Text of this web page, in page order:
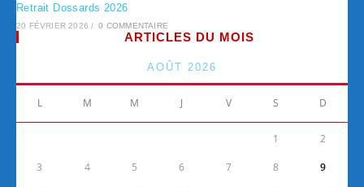
Retrait Dossards 2026
20 FÉVRIER 2026 / 0 COMMENTAIRE
ARTICLES DU MOIS
AOÛT 2026
L M M J V S D
1 2
3 4 5 6 7 8 9